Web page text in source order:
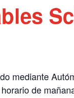
mediante
de